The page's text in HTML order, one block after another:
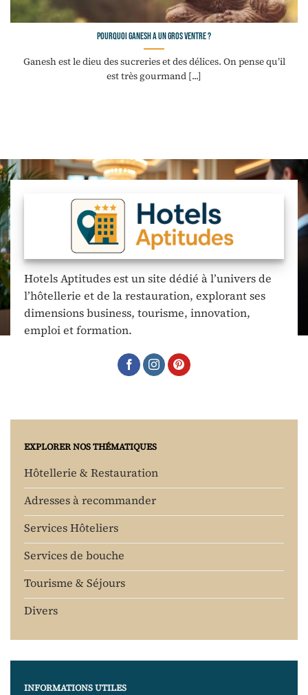
Pourquoi Ganesh a un gros ventre ?
Ganesh est le dieu des sucreries et des délices. On pense qu’il
est très gourmand [...]
Hotels Aptitudes est un site dédié à l’univers de
l’hôtellerie et de la restauration, explorant ses
dimensions business, tourisme, innovation,
emploi et formation.
EXPLORER NOS THÉMATIQUES
Hôtellerie & Restauration
Adresses à recommander
Services Hôteliers
Services de bouche
Tourisme & Séjours
Divers
INFORMATIONS UTILES